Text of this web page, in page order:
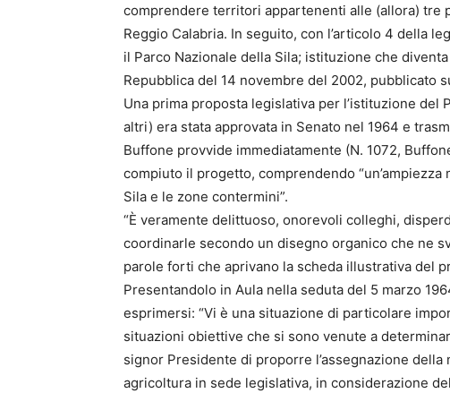
comprendere territori appartenenti alle (allora) tre
Reggio Calabria. In seguito, con l’articolo 4 della
il Parco Nazionale della Sila; istituzione che
Repubblica del 14 novembre del 2002, pubblicato
Una prima proposta legislativa per l’istituzione del
altri) era stata approvata in Senato nel 1964 e
Buffone provvide immediatamente (N. 1072,
compiuto il progetto, comprendendo
Sila e le zone contermini”.
“È veramente delittuoso, onorevoli colleghi,
coordinarle secondo un disegno organico che ne
parole forti che aprivano la scheda illustrativa del
Presentandolo in Aula nella seduta del 5 marzo
esprimersi: “Vi è una situazione di particolare
situazioni obiettive che si sono venute a
signor Presidente di proporre l’assegnazione
agricoltura in sede legislativa, in considerazione